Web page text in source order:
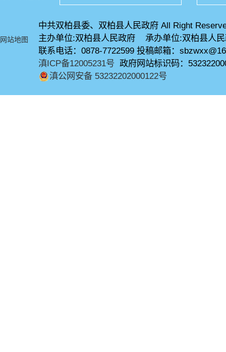
网站地图
中共双柏县委、双柏县人民政府 All Right
主办单位:双柏县人民政府 承办单位:双柏县人
联系电话：0878-7722599 投稿邮箱：
滇ICP备12005231号 政府网站标识码：
滇公网安备 53232202000122号